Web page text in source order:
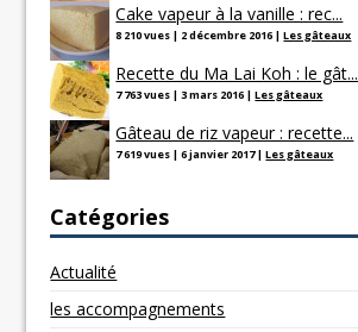
Cake vapeur à la vanille : rec...
8 210 vues | 2 décembre 2016 |Les gâteaux
Recette du Ma Lai Koh : le gât...
7 763 vues |3 mars 2016 |Les gâteaux
Gâteau de riz vapeur : recette...
7 619 vues |6 janvier 2017|Les gâteaux
Catégories
Actualité
les accompagnements